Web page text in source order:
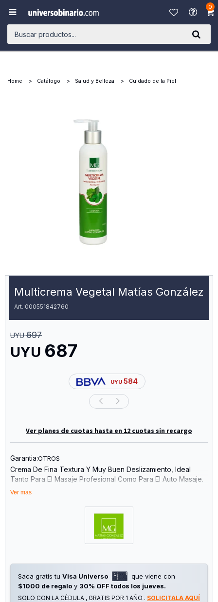
0

Home Catálogo Salud y Belleza Cuidado de la Piel
Multicrema Vegetal Matías González
000551842760
UYU 687
UYU 697
UYU 584
Ver planes de cuotas hasta en 12 cuotas sin recargo
Garantia:OTROS
Crema De Fina Textura Y Muy Buen Deslizamiento, Ideal
Tanto Para El Masaje Profesional Como Para El Auto Masaje.
Reductora, Afirmante, Anticelulítica, Activa La Circulación,
Combate El Edema, Mejora Várices Y Venitas Superficiales,
Induce La Formación De Colágeno Fundamental Para Evitar
Centella Asiática Y Vitamina E.
Sin Parabenos, No Testeado En Animales. Apto Para
Personas Veganas.
Ver mas
Saca gratis tu Visa Universo
que viene con
$1000 de regalo y 30% OFF todos los jueves.
SOLO CON LA CÉDULA , GRATIS POR 1 AÑO . SOLICITALA AQUÍ